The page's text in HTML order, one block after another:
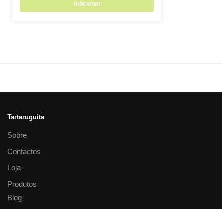
Adicionar
Tartaruguita
Sobre
Contactos
Loja
Produtos
Blog